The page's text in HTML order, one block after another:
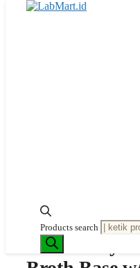
Langsung ke isi
Products search
Selenite